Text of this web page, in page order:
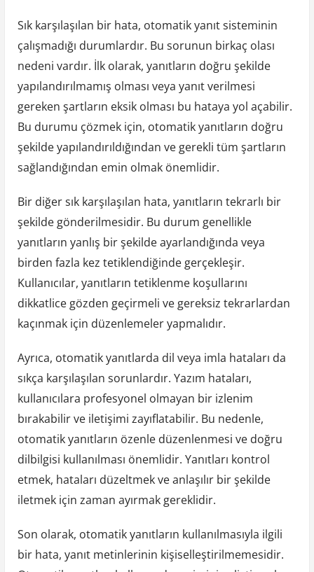
Sık karşılaşılan bir hata, otomatik yanıt sisteminin
çalışmadığı durumlardır. Bu sorunun birkaç olası
nedeni vardır. İlk olarak, yanıtların doğru şekilde
yapılandırılmamış olması veya yanıt verilmesi
gereken şartların eksik olması bu hataya yol açabilir.
Bu durumu çözmek için, otomatik yanıtların doğru
şekilde yapılandırıldığından ve gerekli tüm şartların
sağlandığından emin olmak önemlidir.
Bir diğer sık karşılaşılan hata, yanıtların tekrarlı bir
şekilde gönderilmesidir. Bu durum genellikle
yanıtların yanlış bir şekilde ayarlandığında veya
birden fazla kez tetiklendiğinde gerçekleşir.
Kullanıcılar, yanıtların tetiklenme koşullarını
dikkatlice gözden geçirmeli ve gereksiz tekrarlardan
kaçınmak için düzenlemeler yapmalıdır.
Ayrıca, otomatik yanıtlarda dil veya imla hataları da
sıkça karşılaşılan sorunlardır. Yazım hataları,
kullanıcılara profesyonel olmayan bir izlenim
bırakabilir ve iletişimi zayıflatabilir. Bu nedenle,
otomatik yanıtların özenle düzenlenmesi ve doğru
dilbilgisi kullanılması önemlidir. Yanıtları kontrol
etmek, hataları düzeltmek ve anlaşılır bir şekilde
iletmek için zaman ayırmak gereklidir.
Son olarak, otomatik yanıtların kullanılmasıyla ilgili
bir hata, yanıt metinlerinin kişiselleştirilmemesidir.